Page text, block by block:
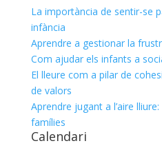
La importància de sentir-se
infància
Aprendre a gestionar la
Com ajudar els infants a
El lleure com a pilar de
de valors
Aprendre jugant a l’aire
famílies
Calendari